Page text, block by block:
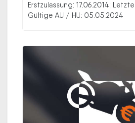
Erstzulassung: 17.06.2014;
Gültige AU / HU: 05.05.2024